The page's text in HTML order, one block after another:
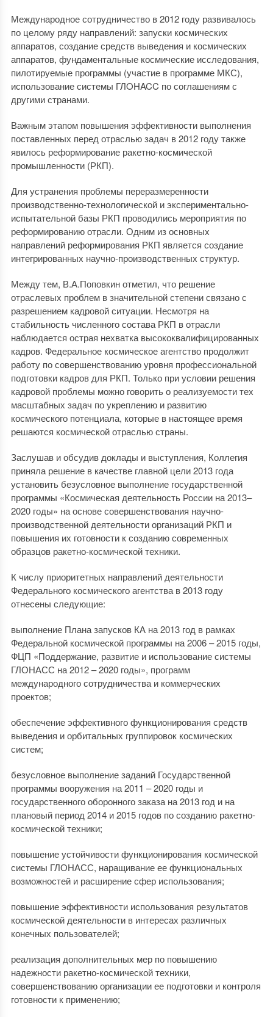
Международное сотрудничество в 2012 году развивалось
по целому ряду направлений: запуски космических
аппаратов, создание средств выведения и космических
аппаратов, фундаментальные космические исследования,
пилотируемые программы (участие в программе МКС),
использование системы ГЛOHACC по соглашениям с
другими странами.
Важным этапом повышения эффективности выполнения
поставленных перед отраслью задач в 2012 году также
явилось реформирование ракетно-космической
промышленности (РКП).
Для устранения проблемы переразмеренности
производственно-технологической и экспериментально-
испытательной базы РКП проводились мероприятия по
реформированию отрасли. Одним из основных
направлений реформирования РКП является создание
интегрированных научно-производственных структур.
Между тем, В.А.Поповкин отметил, что решение
отраслевых проблем в значительной степени связано с
разрешением кадровой ситуации. Несмотря на
стабильность численного состава РКП в отрасли
наблюдается острая нехватка высококвалифицированных
кадров. Федеральное космическое агентство продолжит
работу по совершенствованию уровня профессиональной
подготовки кадров для РКП. Только при условии решения
кадровой проблемы можно говорить о реализуемости тех
масштабных задач по укреплению и развитию
космического потенциала, которые в настоящее время
решаются космической отраслью страны.
Заслушав и обсудив доклады и выступления, Коллегия
приняла решение в качестве главной цели 2013 года
установить безусловное выполнение государственной
программы «Космическая деятельность России на 2013–
2020 годы» на основе совершенствования научно-
производственной деятельности организаций РКП и
повышения их готовности к созданию современных
образцов ракетно-космической техники.
К числу приоритетных направлений деятельности
Федерального космического агентства в 2013 году
отнесены следующие:
выполнение Плана запусков КА на 2013 год в рамках
Федеральной космической программы на 2006 – 2015 годы,
ФЦП «Поддержание, развитие и использование системы
ГЛОНАСС на 2012 – 2020 годы», программ
международного сотрудничества и коммерческих
проектов;
обеспечение эффективного функционирования средств
выведения и орбитальных группировок космических
систем;
безусловное выполнение заданий Государственной
программы вооружения на 2011 – 2020 годы и
государственного оборонного заказа на 2013 год и на
плановый период 2014 и 2015 годов по созданию ракетно-
космической техники;
повышение устойчивости функционирования космической
системы ГЛОНАСС, наращивание ее функциональных
возможностей и расширение сфер использования;
повышение эффективности использования результатов
космической деятельности в интересах различных
конечных пользователей;
реализация дополнительных мер по повышению
надежности ракетно-космической техники,
совершенствованию организации ее подготовки и контроля
готовности к применению;